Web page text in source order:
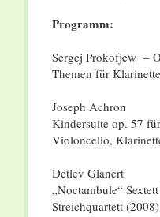
Programm:
Sergej Prokofjew –
Themen für
Joseph Achron
Kindersuite op. 57
Violoncello,
Detlev Glanert
„Noctambule“
Streichquartett (2008)